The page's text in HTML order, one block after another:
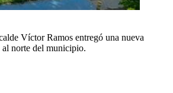
Víctor Ramos entregó una nueva
norte del municipio.